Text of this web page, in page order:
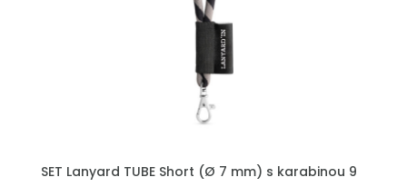
SET Lanyard TUBE Short (Ø 7 mm) s karabinou 9